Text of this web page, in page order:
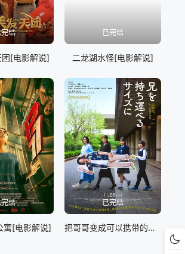
完结
[电影解说]
已完结
二龙湖水怪[电影解说]
完结
寓[电影解说]
已完结
把哥哥变成可以携带的尺寸[电影解说]